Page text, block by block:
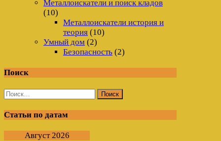
Металлоискатели и поиск кладов
(10)
Металлоискатели история и
теория (10)
Умный дом (2)
Безопасность (2)
Поиск
Найти:
Статьи по датам
Август 2026